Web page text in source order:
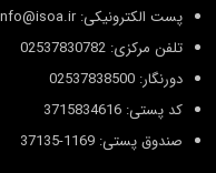
پست الکترونیکی: info@isoa.ir
تلفن مرکزی: 02537830782
دورنگار: 02537838500
کد پستی: 3715834616
صندوق پستی: 1169-37135